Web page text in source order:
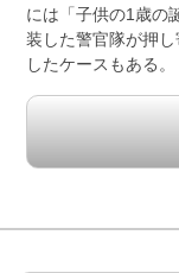
には「子供の1歳の
装した警官隊が押
したケースもある。